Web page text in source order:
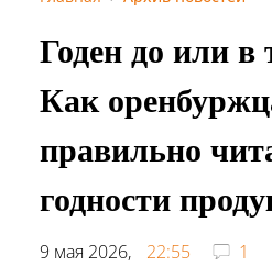
Годен до или в
Как
правильно
годности
9 мая 2026, 22:55
1